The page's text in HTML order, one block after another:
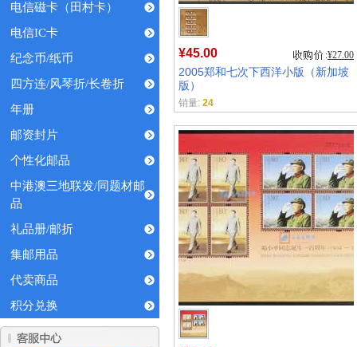
电信磁卡（田村卡）
电信IC卡
纪念币/纸币
四方连/风琴折/长卷折
年册
邮资封片
个性化邮品
中港澳三地联发/同题材邮
品
礼品册/邮折
集邮用品
代卖商品
积分兑换
¥45.00 ¥27.00
2005郑和七次下西洋小版（新加坡
版）
销量: 24